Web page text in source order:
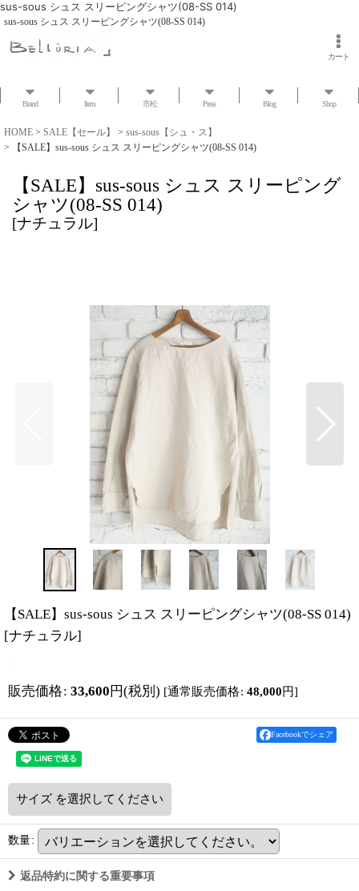
sus-sous シュス スリーピングシャツ(08-SS 014)
sus-sous シュス スリーピングシャツ(08-SS 014)
カート
Brand Item 市松 Press Blog Shop
HOME > SALE【セール】 > sus-sous【シュ・ス】
>
【SALE】sus-sous シュス スリーピングシャツ(08-SS 014)
【SALE】sus-sous シュス スリーピング
シャツ(08-SS 014)
[ナチュラル]
【SALE】sus-sous シュス スリーピングシャツ(08-SS 014)
[ナチュラル]
販売価格: 33,600 円(税別) [通常販売価格: 48,000円]
Facebookでシェア
サイズ を選択してください
数量:
返品特約に関する重要事項